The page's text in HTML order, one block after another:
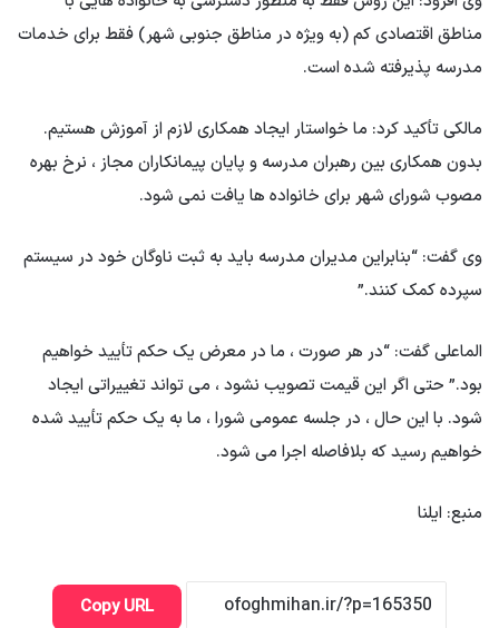
مناطق اقتصادی کم (به ویژه در مناطق جنوبی شهر) فقط برای خدمات
مدرسه پذیرفته شده است.
مالکی تأکید کرد: ما خواستار ایجاد همکاری لازم از آموزش هستیم.
بدون همکاری بین رهبران مدرسه و پایان پیمانکاران مجاز ، نرخ بهره
مصوب شورای شهر برای خانواده ها یافت نمی شود.
وی گفت: “بنابراین مدیران مدرسه باید به ثبت ناوگان خود در سیستم
سپرده کمک کنند.”
الماعلی گفت: “در هر صورت ، ما در معرض یک حکم تأیید خواهیم
بود.” حتی اگر این قیمت تصویب نشود ، می تواند تغییراتی ایجاد
شود. با این حال ، در جلسه عمومی شورا ، ما به یک حکم تأیید شده
خواهیم رسید که بلافاصله اجرا می شود.
منبع: ایلنا
Copy URL